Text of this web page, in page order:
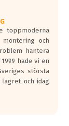
toppmoderna
och
hantera
hade vi en
största
och idag